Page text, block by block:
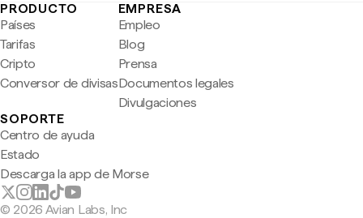
PRODUCTO
Países
Tarifas
Cripto
Conversor de divisas
EMPRESA
Empleo
Blog
Prensa
Documentos legales
Divulgaciones
SOPORTE
Centro de ayuda
Estado
Descarga la app de Morse
© 2026 Avian Labs, Inc